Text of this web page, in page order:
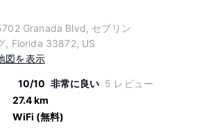
Granada Blvd, セブリン
, Florida 33872, US
図を表示
10/10 非常に良い 5 レビュー
27.4 km
WiFi (無料)